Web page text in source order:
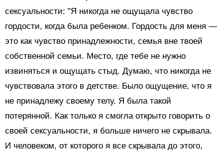
сексуальности: "Я никогда не ощущала чувство
гордости, когда была ребенком. Гордость для меня —
это как чувство принадлежности, семья вне твоей
собственной семьи. Место, где тебе не нужно
извиняться и ощущать стыд. Думаю, что никогда не
чувствовала этого в детстве. Было ощущение, что я
не принадлежу своему телу. Я была такой
потерянной. Как только я смогла открыто говорить о
своей сексуальности, я больше ничего не скрывала.
И человеком, от которого я все скрывала до этого,